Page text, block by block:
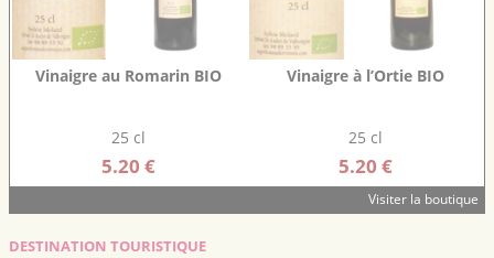
Vinaigre au Romarin BIO
25 cl
5.20 €
Vinaigre à l’Ortie BIO
25 cl
5.20 €
Visiter la boutique
DESTINATION TOURISTIQUE